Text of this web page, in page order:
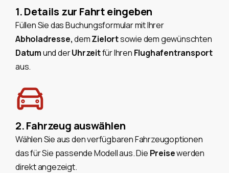
1. Details zur Fahrt eingeben
Füllen Sie das Buchungsformular mit Ihrer
Abholadresse,demZielortsowie dem gewünschten
Datumund derUhrzeitfür Ihren Flughafentransport
aus.
2. Fahrzeug auswählen
Wählen Sie aus den verfügbaren Fahrzeugoptionen
das für Sie passende Modell aus. Die Preisewerden
direkt angezeigt.